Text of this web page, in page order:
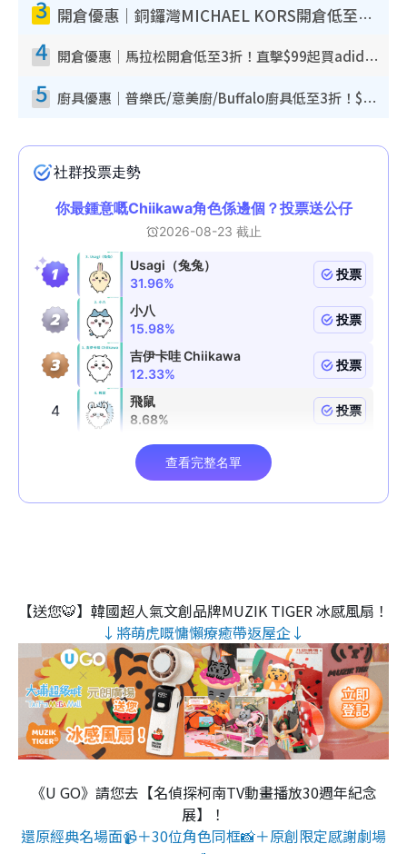
3 開倉優惠｜銅鑼灣MICHAEL KORS開倉低至17折！直擊$500起買手袋/銀包/鞋款 必買經典Jet Set系列
4 開倉優惠｜馬拉松開倉低至3折！直擊$99起買adidas／New Balance／Puma鞋款 STANLEY保溫杯劈價至$119起
5 廚具優惠｜普樂氏/意美廚/Buffalo廚具低至3折！$89起買煎鍋／炒鑊／個人鍋 同場小家電激減至$99起
【送您🐯】韓國超人氣文創品牌MUZIK TIGER 冰感風扇！
↓將萌虎嘅慵懶療癒帶返屋企↓
《U GO》請您去【名偵探柯南TV動畫播放30週年紀念
展】！
還原經典名場面📹＋30位角色同框📸＋原創限定感謝劇場